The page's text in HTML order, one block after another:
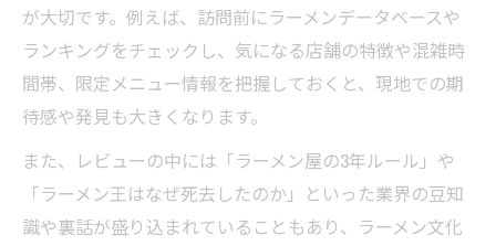
が大切です。例えば、訪問前にラーメンデータベースや
ランキングをチェックし、気になる店舗の特徴や混雑時
間帯、限定メニュー情報を把握しておくと、現地での期
待感や発見も大きくなります。
また、レビューの中には「ラーメン屋の3年ルール」や
「ラーメン王はなぜ死去したのか」といった業界の豆知
識や裏話が盛り込まれていることもあり、ラーメン文化